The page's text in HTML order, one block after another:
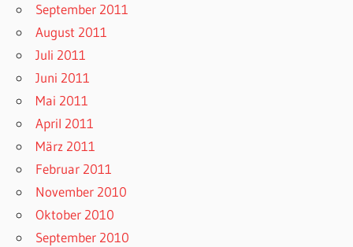
September 2011
August 2011
Juli 2011
Juni 2011
Mai 2011
April 2011
März 2011
Februar 2011
November 2010
Oktober 2010
September 2010